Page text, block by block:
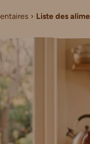
gluten
Biscuits Sans Gluten
Gâteaux Sans Gluten
Tartines Sans Gluten
de mie Sans Gluten
déjeuner Sans Gluten
Agir pourSans